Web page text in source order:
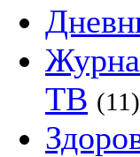
ТВ (11)